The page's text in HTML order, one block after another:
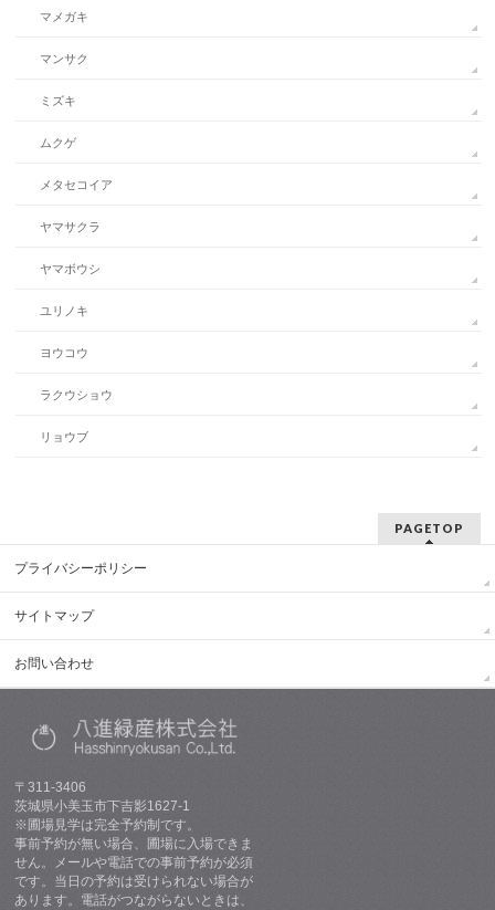
マメガキ
マンサク
ミズキ
ムクゲ
メタセコイア
ヤマサクラ
ヤマボウシ
ユリノキ
ヨウコウ
ラクウショウ
リョウブ
PAGETOP
プライバシーポリシー
サイトマップ
お問い合わせ
〒311-3406
茨城県小美玉市下吉影1627-1
※圃場見学は完全予約制です。
事前予約が無い場合、圃場に入場できま
せん。メールや電話での事前予約が必須
です。当日の予約は受けられない場合が
あります。電話がつながらないときは、